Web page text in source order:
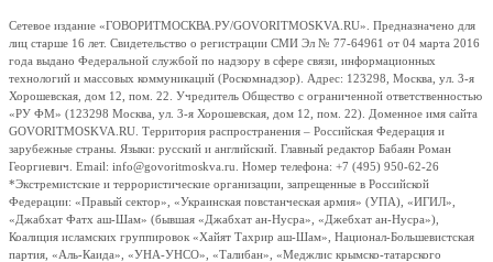
Сетевое издание «ГОВОРИТМОСКВА.РУ/GOVORITMOSKVA.RU». Предназначено для
лиц старше 16 лет. Свидетельство о регистрации СМИ Эл № 77-64961 от 04 марта 2016
года выдано Федеральной службой по надзору в сфере связи, информационных
технологий и массовых коммуникаций (Роскомнадзор). Адрес: 123298, Москва, ул. 3-я
Хорошевская, дом 12, пом. 22. Учредитель Общество с ограниченной ответственностью
«РУ ФМ» (123298 Москва, ул. 3-я Хорошевская, дом 12, пом. 22). Доменное имя сайта
GOVORITMOSKVA.RU. Территория распространения – Российская Федерация и
зарубежные страны. Языки: русский и английский. Главный редактор Бабаян Роман
Георгиевич. Email: info@govoritmoskva.ru. Номер телефона: +7 (495) 950-62-26
*Экстремистские и террористические организации, запрещенные в Российской
Федерации: «Правый сектор», «Украинская повстанческая армия» (УПА), «ИГИЛ»,
«Джабхат Фатх аш-Шам» (бывшая «Джабхат ан-Нусра», «Джебхат ан-Нусра»),
Коалиция исламских группировок «Хайят Тахрир аш-Шам», Национал-Большевистская
партия, «Аль-Каида», «УНА-УНСО», «Талибан», «Меджлис крымско-татарского